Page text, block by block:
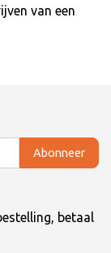
van een
Abonneer
betaal